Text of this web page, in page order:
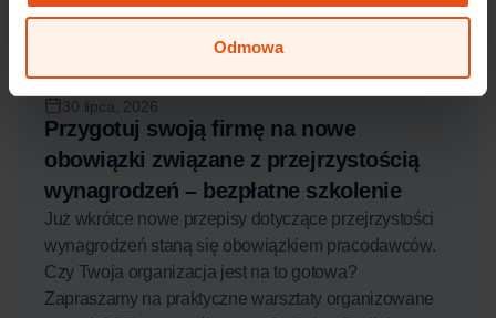
Odmowa
30 lipca, 2026
Przygotuj swoją firmę na nowe
obowiązki związane z przejrzystością
wynagrodzeń – bezpłatne szkolenie
Już wkrótce nowe przepisy dotyczące przejrzystości
wynagrodzeń staną się obowiązkiem pracodawców.
Czy Twoja organizacja jest na to gotowa?
Zapraszamy na praktyczne warsztaty organizowane